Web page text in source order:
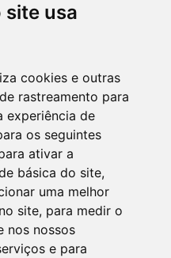
site usa
cookies e outras
rastreamento para
experiência de
os seguintes
ativar a
básica do site,
uma melhor
site, para medir o
nos nossos
e para
DO SUL
17h30, de segunda a
das 7h às 13h
- Centro Bom